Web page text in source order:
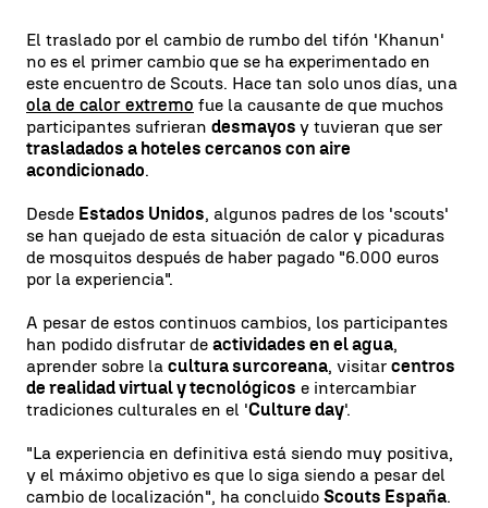
El traslado por el cambio de rumbo del tifón 'Khanun'
no es el primer cambio que se ha experimentado en
este encuentro de Scouts. Hace tan solo unos días, una
ola de calor extremo fue la causante de que muchos
participantes sufrieran desmayos y tuvieran que ser
trasladados a hoteles cercanos con aire
acondicionado.
Desde Estados Unidos, algunos padres de los 'scouts'
se han quejado de esta situación de calor y picaduras
de mosquitos después de haber pagado "6.000 euros
por la experiencia".
A pesar de estos continuos cambios, los participantes
han podido disfrutar de actividades en el agua,
aprender sobre la cultura surcoreana, visitar centros
de realidad virtual y tecnológicos e intercambiar
tradiciones culturales en el 'Culture day'.
"La experiencia en definitiva está siendo muy positiva,
y el máximo objetivo es que lo siga siendo a pesar del
cambio de localización", ha concluido Scouts España.